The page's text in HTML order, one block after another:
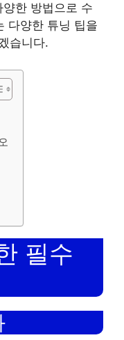
한 방법으로 수
다양한 튜닝 팁을
습니다.
필수